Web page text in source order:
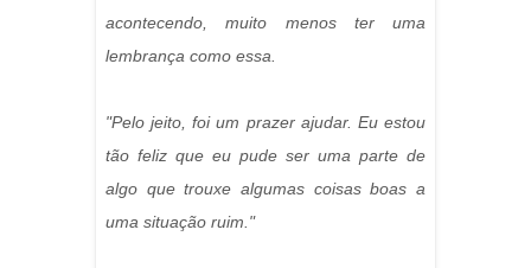
acontecendo, muito menos ter uma
lembrança como essa.
"Pelo jeito, foi um prazer ajudar. Eu estou
tão feliz que eu pude ser uma parte de
algo que trouxe algumas coisas boas a
uma situação ruim."